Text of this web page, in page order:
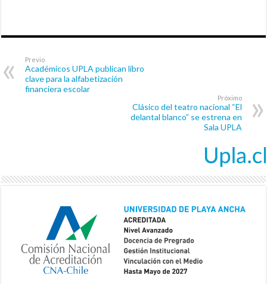
Previo
Académicos UPLA publican libro
clave para la alfabetización
financiera escolar
Próximo
Clásico del teatro nacional “El
delantal blanco” se estrena en
Sala UPLA